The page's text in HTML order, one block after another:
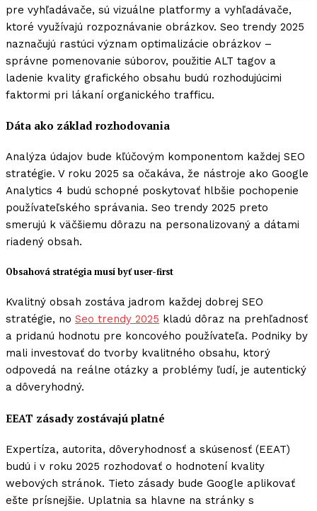
pre vyhľadávače, sú vizuálne platformy a vyhľadávače,
ktoré využívajú rozpoznávanie obrázkov. Seo trendy 2025
naznačujú rastúci význam optimalizácie obrázkov –
správne pomenovanie súborov, použitie ALT tagov a
ladenie kvality grafického obsahu budú rozhodujúcimi
faktormi pri lákaní organického trafficu.
Dáta ako základ rozhodovania
Analýza údajov bude kľúčovým komponentom každej SEO
stratégie. V roku 2025 sa očakáva, že nástroje ako Google
Analytics 4 budú schopné poskytovať hlbšie pochopenie
používateľského správania. Seo trendy 2025 preto
smerujú k väčšiemu dôrazu na personalizovaný a dátami
riadený obsah.
Obsahová stratégia musí byť user-first
Kvalitný obsah zostáva jadrom každej dobrej SEO
stratégie, no Seo trendy 2025 kladú dôraz na prehľadnosť
a pridanú hodnotu pre koncového používateľa. Podniky by
mali investovať do tvorby kvalitného obsahu, ktorý
odpovedá na reálne otázky a problémy ľudí, je autentický
a dôveryhodný.
EEAT zásady zostávajú platné
Expertíza, autorita, dôveryhodnosť a skúsenosť (EEAT)
budú i v roku 2025 rozhodovať o hodnotení kvality
webových stránok. Tieto zásady bude Google aplikovať
ešte prísnejšie. Uplatnia sa hlavne na stránky s